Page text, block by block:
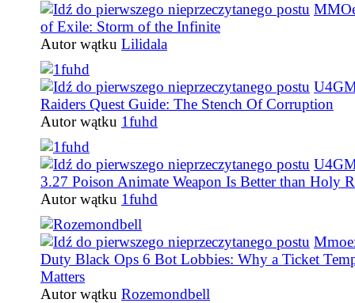
of Exile: Storm of the Infinite
Autor wątku Lilidala
Raiders Quest Guide: The Stench Of Corruption
Autor wątku 1fuhd
3.27 Poison Animate Weapon Is Better than Holy
Autor wątku 1fuhd
Duty Black Ops 6 Bot Lobbies: Why a Ticket
Matters
Autor wątku Rozemondbell